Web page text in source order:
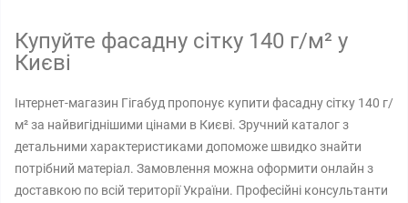
Купуйте фасадну сітку 140 г/м² у
Києві
Інтернет-магазин Гігабуд пропонує купити фасадну сітку 140 г/
м² за найвигіднішими цінами в Києві. Зручний каталог з
детальними характеристиками допоможе швидко знайти
потрібний матеріал. Замовлення можна оформити онлайн з
доставкою по всій території України. Професійні консультанти